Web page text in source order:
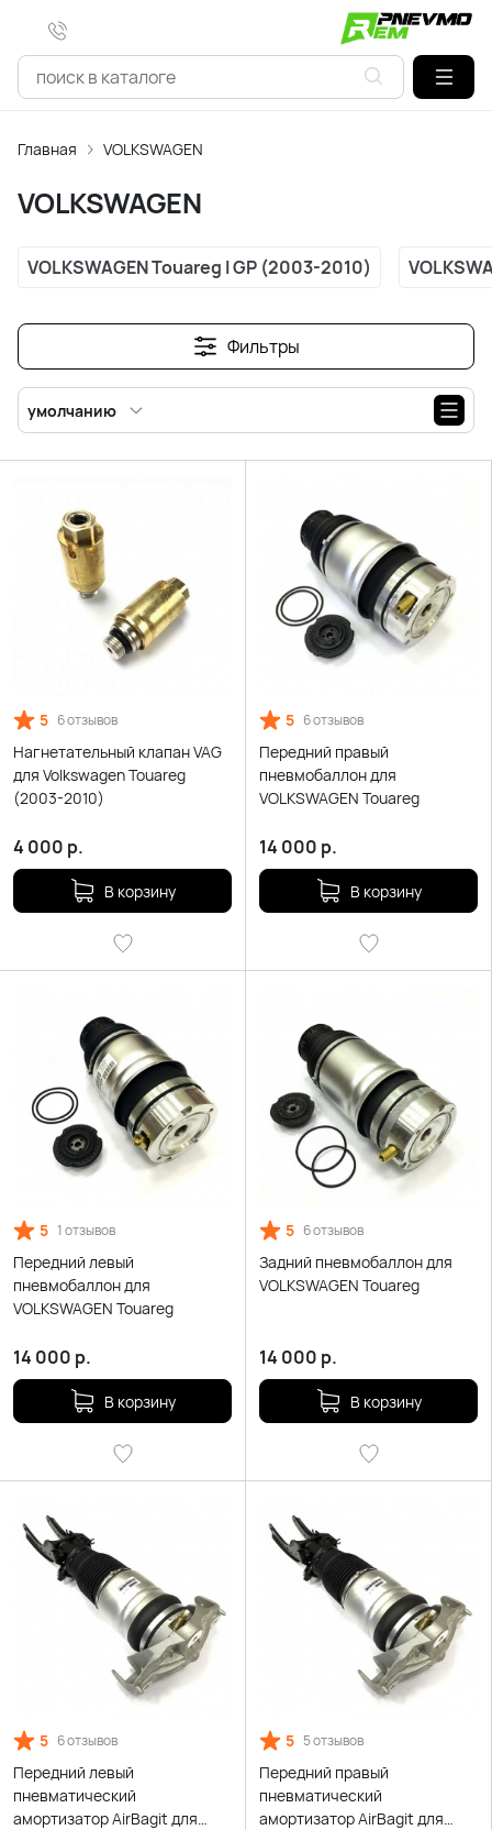
Главная VOLKSWAGEN
VOLKSWAGEN
VOLKSWAGEN Touareg l GP (2003-2010)
Фильтры
умолчанию
5 6 отзывов
Нагнетательный клапан VAG
для Volkswagen Touareg
(2003-2010)
4 000 р.
В корзину
5 6 отзывов
Передний правый
пневмобаллон для
VOLKSWAGEN Touareg
14 000 р.
В корзину
5 1 отзывов
Передний левый
пневмобаллон для
VOLKSWAGEN Touareg
14 000 р.
В корзину
5 6 отзывов
Задний пневмобаллон для
VOLKSWAGEN Touareg
14 000 р.
В корзину
5 6 отзывов
Передний левый
пневматический
амортизатор AirBagit для
5 5 отзывов
Передний правый
пневматический
амортизатор AirBagit для